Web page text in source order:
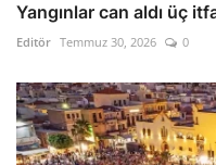
Yangınlar can aldı üç
Editör Temmuz 30, 2026 0